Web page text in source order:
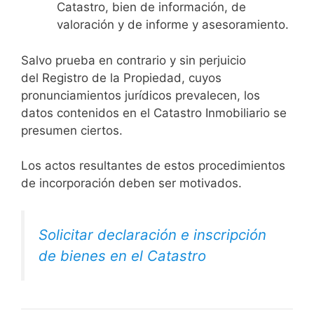
Catastro, bien de información, de
valoración y de informe y asesoramiento.
Salvo prueba en contrario y sin perjuicio
del Registro de la Propiedad, cuyos
pronunciamientos jurídicos prevalecen, los
datos contenidos en el Catastro Inmobiliario se
presumen ciertos.
Los actos resultantes de estos procedimientos
de incorporación deben ser motivados.
Solicitar declaración e inscripción
de bienes en el Catastro